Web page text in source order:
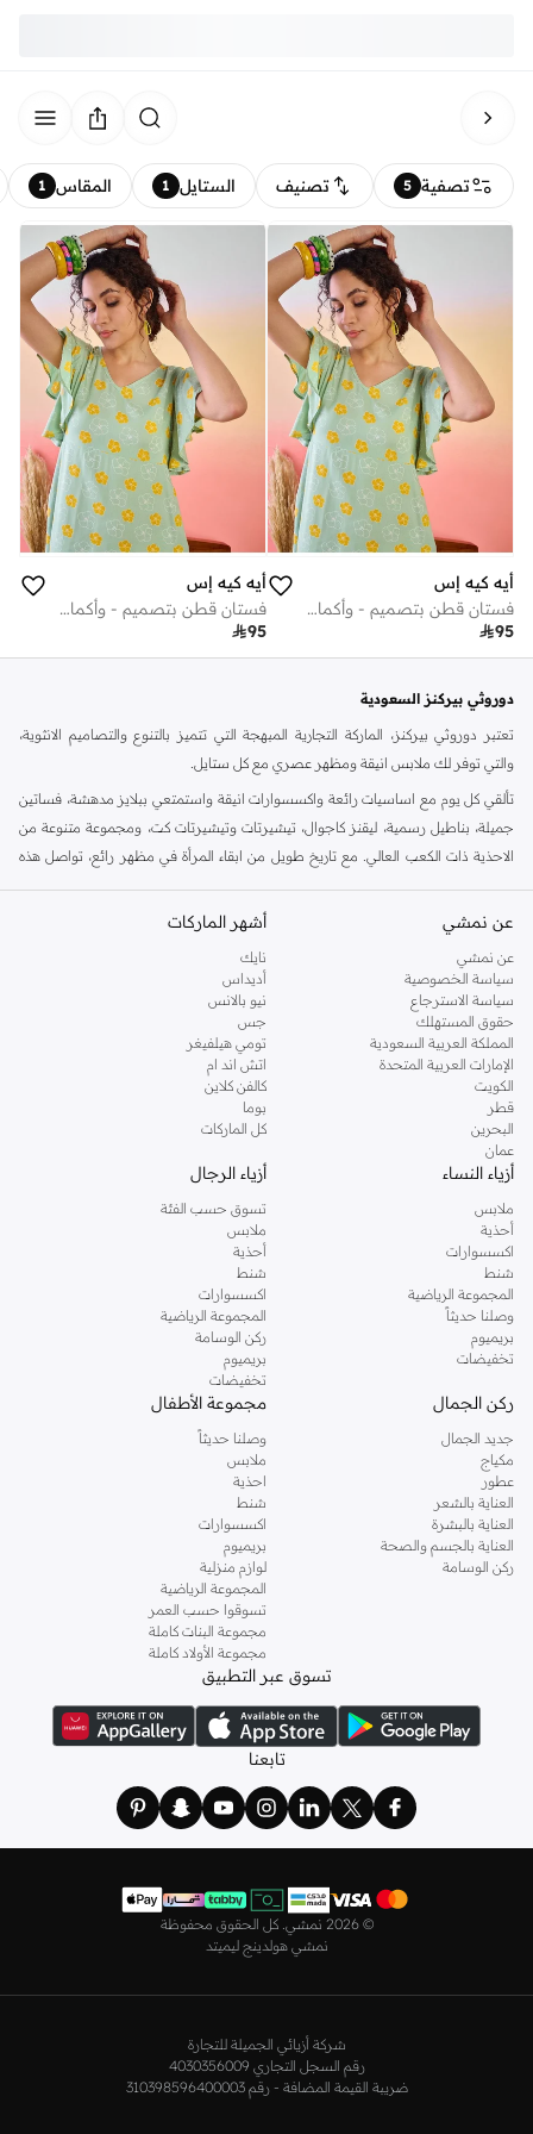
تصفية 5 تصنيف الستايل 1 المقاس 1
أيه كيه إس
فستان قطن بتصميم - وأكمام فراشة بطبعة زهور
95
أيه كيه إس
فستان قطن بتصميم - وأكمام فراشة بطبعة زهور
95
دوروثي بيركنز السعودية
تعتبر دوروثي بيركنز، الماركة التجارية المبهجة التي تتميز بالتنوع والتصاميم الانثوية،
والتي توفر لك ملابس انيقة ومظهر عصري مع كل ستايل.
تألقي كل يوم مع اساسيات رائعة واكسسوارات انيقة واستمتعي ببلايز مدهشة، فساتين
جميلة، بناطيل رسمية، ليقنز كاجوال، تيشيرتات وتيشيرتات كت، ومجموعة متنوعة من
الاحذية ذات الكعب العالي. مع تاريخ طويل من ابقاء المرأة في مظهر رائع، تواصل هذه
كنت تقومين بتجديد خزانة ملابسك الملائمة للعمل، البحث عن فستان مثالي للحفلات او
اليه.
تسوقي دوروثي بيركنز اون لاين الرياض
تسوقي دوروثي بيركنز اون لاين من نمشي واستمتعي باكثر من الف ستايل من مجموعة
دوروثي بيركنز الشهيرة. تصفحي المجموعة كاملة في متجر دوروثي بيركنز اون لاين او
استخدمي القائمة لتحديد تجربة تسوق دوروثي بيركنز اون لاين. خدمة التوصيل السريعة
والدعم الاستثنائي يضمن لك تجربة تسوق ممتعة دائما مع نمشي.
عن نمشي
عن نمشي
سياسة الخصوصية
سياسة الاسترجاع
حقوق المستهلك
المملكة العربية السعودية
الإمارات العربية المتحدة
الكويت
قطر
البحرين
عمان
أشهر الماركات
نايك
أديداس
نيو بالانس
جس
تومي هيلفيغر
اتش اند ام
كالفن كلاين
بوما
كل الماركات
أزياء النساء
ملابس
أحذية
اكسسوارات
شنط
المجموعة الرياضية
وصلنا حديثاً
بريميوم
تخفيضات
أزياء الرجال
تسوق حسب الفئة
ملابس
أحذية
شنط
اكسسوارات
المجموعة الرياضية
ركن الوسامة
بريميوم
تخفيضات
ركن الجمال
جديد الجمال
مكياج
عطور
العناية بالشعر
العناية بالبشرة
العناية بالجسم والصحة
ركن الوسامة
مجموعة الأطفال
وصلنا حديثاً
ملابس
احذية
شنط
اكسسوارات
بريميوم
لوازم منزلية
المجموعة الرياضية
تسوقوا حسب العمر
مجموعة البنات كاملة
مجموعة الأولاد كاملة
تسوق عبر التطبيق
تابعنا
© 2026 نمشي. كل الحقوق محفوظة
نمشي هولدينج ليميتد
شركة أزيائي الجميلة للتجارة
رقم السجل التجاري 4030356009
ضريبة القيمة المضافة - رقم 310398596400003